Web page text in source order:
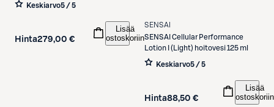
Keskiarvo5 / 5
Hinta279,00 €
Lisää
ostoskoriin
SENSAI
SENSAI Cellular Performance
Lotion I (Light) hoitovesi 125 ml
Keskiarvo5 / 5
Hinta88,50 €
Lisää
ostoskoriin